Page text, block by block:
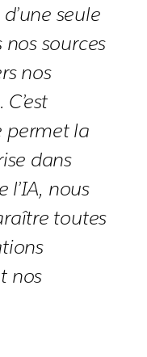
seule
sources
nos
permet la
dans
l’IA, nous
toutes
nos